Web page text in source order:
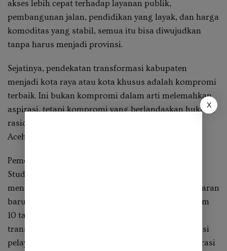
akses lebih cepat terhadap layanan publik,
pembangunan jalan, pendidikan yang layak, dan harga
komoditas yang stabil, semua itu bisa diwujudkan
tanpa harus menjadi provinsi.
Sejatinya, pendekatan transformasi kabupaten
menjadi kota raya atau kota khusus adalah kompromi
terbaik. Ini bukan kompromi dalam arti melemahkan
aspirasi, tetapi kompromi yang berlandaskan hukum,
rasionalitas anggaran, dan menjaga kohesi sosial
Aceh secara utuh.
Pemekaran provinsi bukan tanpa dampak negatif.
Studi dari Kementerian Dalam Negeri dan LIPI
menunjukkan bahwa lebih dari 80% daerah pemekaran
baru justru tidak mampu berdiri secara fiskal dalam
10 tahun pertama. Mereka bergantung pada dana
transfer pusat, minim PAD, dan mengalami stagnasi
pelayanan dasar karena lemahnya kapasitas birokrasi
X